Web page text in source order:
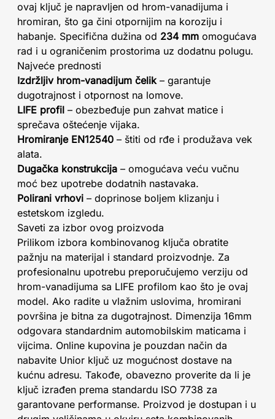
ovaj ključ je napravljen od hrom-vanadijuma i
hromiran, što ga čini otpornijim na koroziju i
habanje. Specifična dužina od 234 mm omogućava
rad i u ograničenim prostorima uz dodatnu polugu.
Najveće prednosti
Izdržljiv hrom-vanadijum čelik– garantuje
dugotrajnost i otpornost na lomove.
LIFE profil – obezbeđuje pun zahvat matice i
sprečava oštećenje vijaka.
Hromiranje EN12540 – štiti od rđe i produžava vek
alata.
Dugačka konstrukcija – omogućava veću vučnu
moć bez upotrebe dodatnih nastavaka.
Polirani vrhovi – doprinose boljem klizanju i
estetskom izgledu.
Saveti za izbor ovog proizvoda
Prilikom izbora kombinovanog ključa obratite
pažnju na materijal i standard proizvodnje. Za
profesionalnu upotrebu preporučujemo verziju od
hrom-vanadijuma sa LIFE profilom kao što je ovaj
model. Ako radite u vlažnim uslovima, hromirani
površina je bitna za dugotrajnost. Dimenzija 16mm
odgovara standardnim automobilskim maticama i
vijcima. Online kupovina je pouzdan način da
nabavite Unior ključ uz mogućnost dostave na
kućnu adresu. Takođe, obavezno proverite da li je
ključ izrađen prema standardu ISO 7738 za
garantovane performanse. Proizvod je dostupan i u